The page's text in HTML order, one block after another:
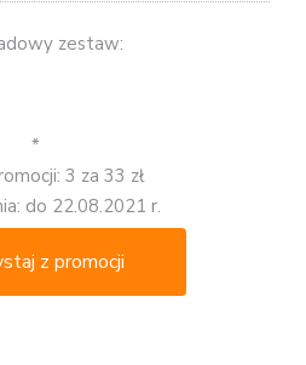
zestaw:
*
3 za 33 zł
do 22.08.2021 r.
z promocji